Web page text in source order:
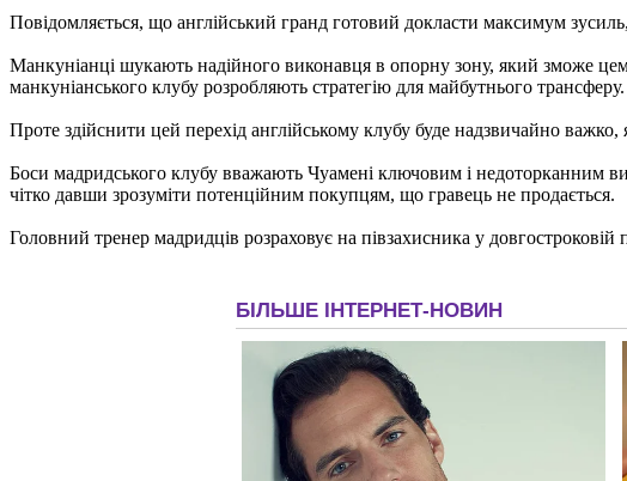
Повідомляється, що англійський гранд готовий докласти максимум
Манкуніанці шукають надійного виконавця в опорну зону, який зможе
манкуніанського клубу розробляють стратегію для майбутнього трансферу.
Проте здійснити цей перехід англійському клубу буде надзвичайно
Боси мадридського клубу вважають Чуамені ключовим і недоторканним
чітко давши зрозуміти потенційним покупцям, що гравець не продається.
Головний тренер мадридців розраховує на півзахисника у